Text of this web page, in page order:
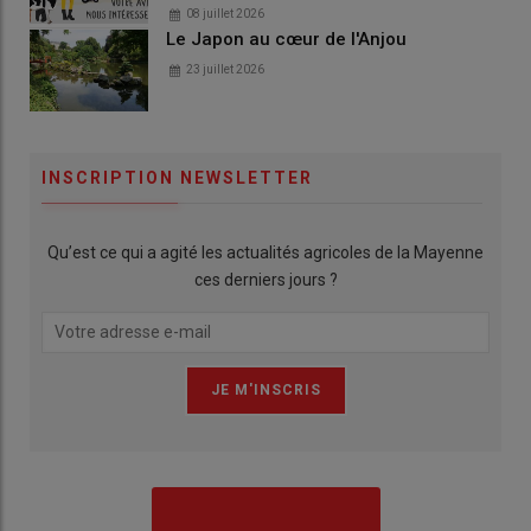
08 juillet 2026
Le Japon au cœur de l'Anjou
23 juillet 2026
INSCRIPTION NEWSLETTER
Qu’est ce qui a agité les actualités agricoles de la Mayenne
ces derniers jours ?